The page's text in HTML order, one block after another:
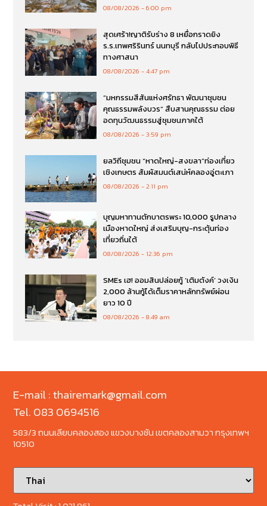
08/08/2026 6:00 pm
สุดเศร้า!ญาติรับร่าง 8 เหยื่อกราดยิง
ร.ร.เทพศริรินทร์ นนทบุรี กลับไปประกอบพิธี
ทางศาสนา
08/08/2026 4:47 pm
“มหกรรมสีสันแห่งศรัทธา พัฒนาชุมชน
คุณธรรมพลังบวร” สืบสานคุณธรรม ต่อย
อดทุนวัฒนธรรมสู่ชุมชนภาคใต้
08/08/2026 3:59 pm
ยลวิถีชุมชน “หาดใหญ่-สงขลา”ท่องเที่ยว
เชิงเกษตร สัมผัสมนต์เสน่ห์คลองอู่ตะเภา
08/08/2026 2:11 pm
บุญมหาทานตักบาตรพระ 10,000 รูปกลาง
เมืองหาดใหญ่ ส่งเสริมบุญ-กระตุ้นท่อง
เที่ยวถิ่นใต้
08/08/2026 12:36 pm
SMEs เฮ! ออมสินปล่อยกู้ ‘เติมตังค์’ วงเงิน
2,000 ล้านกู้ได้เต็มราคาหลักทรัพย์ผ่อน
ยาว 10 ปี
08/08/2026 8:49 am
E-mail : thairemark@gmail.com
Tel. 083 0694516
583/3 ถนนเลียบคลองสอง แขวงบางชัน เขตคลองสามวา กรุงเทพฯ
10510